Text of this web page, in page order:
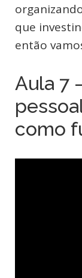
que
então
Aula 7
como